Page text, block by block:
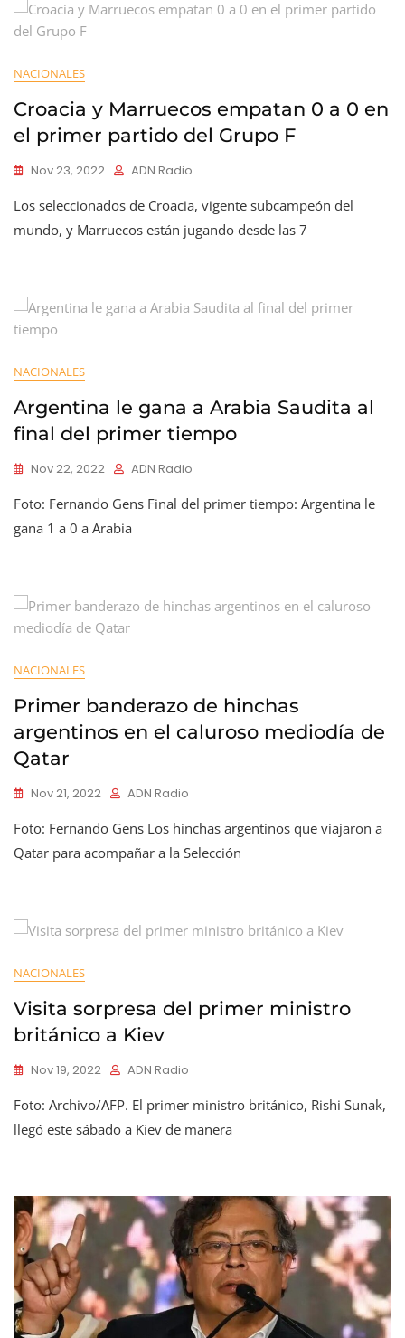
NACIONALES
Croacia y Marruecos empatan 0 a 0 en
el primer partido del Grupo F
Nov 23, 2022 ADN Radio
Los seleccionados de Croacia, vigente subcampeón del
mundo, y Marruecos están jugando desde las 7
NACIONALES
Argentina le gana a Arabia Saudita al
final del primer tiempo
Nov 22, 2022 ADN Radio
Foto: Fernando Gens Final del primer tiempo: Argentina le
gana 1 a 0 a Arabia
NACIONALES
Primer banderazo de hinchas
argentinos en el caluroso mediodía de
Qatar
Nov 21, 2022 ADN Radio
Foto: Fernando Gens Los hinchas argentinos que viajaron a
Qatar para acompañar a la Selección
NACIONALES
Visita sorpresa del primer ministro
británico a Kiev
Nov 19, 2022 ADN Radio
Foto: Archivo/AFP. El primer ministro británico, Rishi Sunak,
llegó este sábado a Kiev de manera